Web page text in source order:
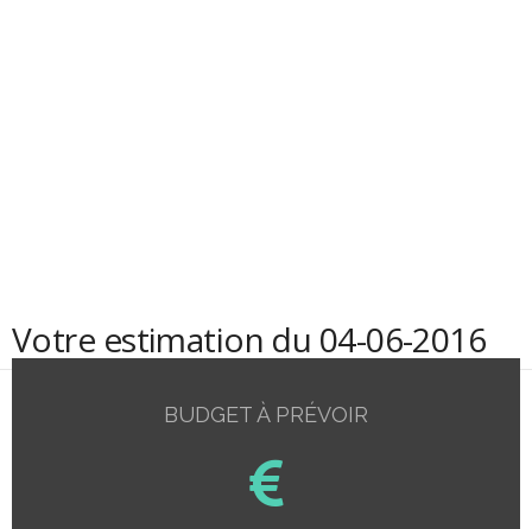
Votre estimation du 04-06-2016
BUDGET À PRÉVOIR